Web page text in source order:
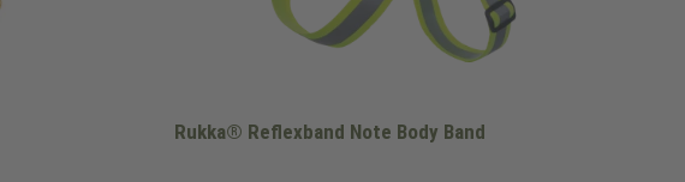
Rukka® Reflexband Note Body Band